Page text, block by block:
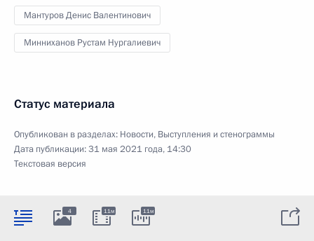
Мантуров Денис Валентинович
Минниханов Рустам Нургалиевич
Статус материала
Опубликован в разделах: Новости, Выступления и стенограммы
Дата публикации:31 мая 2021 года, 14:30
Текстовая версия
4 11м 11м